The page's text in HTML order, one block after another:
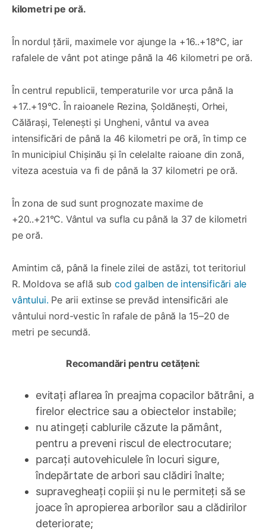
kilometri pe oră.
În nordul țării, maximele vor ajunge la +16..+18°C, iar
rafalele de vânt pot atinge până la 46 kilometri pe oră.
În centrul republicii, temperaturile vor urca până la
+17..+19°C. În raioanele Rezina, Șoldănești, Orhei,
Călărași, Telenești și Ungheni, vântul va avea
intensificări de până la 46 kilometri pe oră, în timp ce
în municipiul Chișinău și în celelalte raioane din zonă,
viteza acestuia va fi de până la 37 kilometri pe oră.
În zona de sud sunt prognozate maxime de
+20..+21°C. Vântul va sufla cu până la 37 de kilometri
pe oră.
Amintim că, până la finele zilei de astăzi, tot teritoriul
R. Moldova se află sub cod galben de intensificări ale
vântului. Pe arii extinse se prevăd intensificări ale
vântului nord-vestic în rafale de până la 15–20 de
metri pe secundă.
Recomandări pentru cetățeni:
evitați aflarea în preajma copacilor bătrâni, a
firelor electrice sau a obiectelor instabile;
nu atingeți cablurile căzute la pământ,
pentru a preveni riscul de electrocutare;
parcați autovehiculele în locuri sigure,
îndepărtate de arbori sau clădiri înalte;
supravegheați copiii și nu le permiteți să se
joace în apropierea arborilor sau a clădirilor
deteriorate;